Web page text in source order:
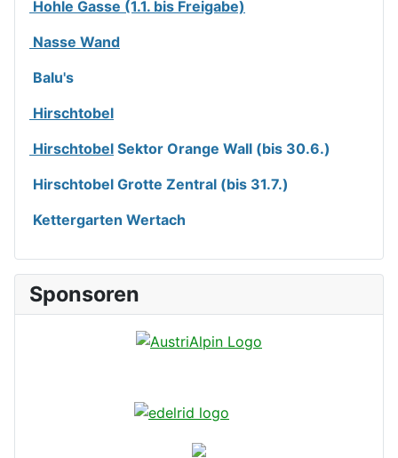
Hohle Gasse (1.1. bis Freigabe)
Nasse Wand
Balu's
Hirschtobel
Hirschtobel Sektor Orange Wall (bis 30.6.)
Hirschtobel Grotte Zentral (bis 31.7.)
Kettergarten Wertach
Sponsoren